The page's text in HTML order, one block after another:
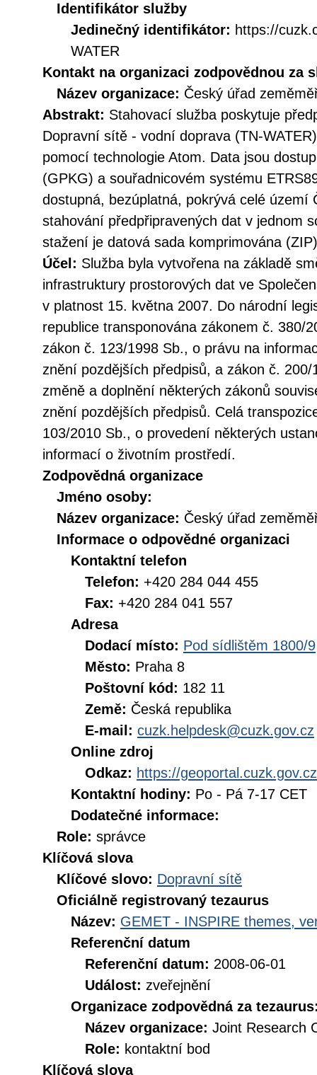
Identifikátor služby
Jedinečný identifikátor: https://
WATER
Kontakt na organizaci zodpovědnou za
Název organizace: Český úřad
Abstrakt: Stahovací služba poskytuje
Dopravní sítě - vodní doprava (TN-
pomocí technologie Atom. Data jsou
(GPKG) a souřadnicovém systému
dostupná, bezúplatná, pokrývá celé území
stahování předpřipravených dat v jednom
stažení je datová sada komprimována
Účel: Služba byla vytvořena na základě
infrastruktury prostorových dat ve
v platnost 15. května 2007. Do národní
republice transponována zákonem č. 380/
zákon č. 123/1998 Sb., o právu na
znění pozdějších předpisů, a zákon č.
změně a doplnění některých zákonů
znění pozdějších předpisů. Celá
103/2010 Sb., o provedení některých
informací o životním prostředí.
Zodpovědná organizace
Jméno osoby:
Název organizace: Český úřad
Informace o odpovědné organizaci
Kontaktní telefon
Telefon: +420 284 044 455
Fax: +420 284 041 557
Adresa
Dodací místo: Pod sídlištěm 1800/9
Město: Praha 8
Poštovní kód: 182 11
Země: Česká republika
E-mail: cuzk.helpdesk@cuzk.gov.cz
Online zdroj
Odkaz: https://geoportal.cuzk.gov.cz
Kontaktní hodiny: Po - Pá 7-17 CET
Dodatečné informace:
Role: správce
Klíčová slova
Klíčové slovo: Dopravní sítě
Oficiálně registrovaný tezaurus
Název: GEMET - INSPIRE themes,
Referenční datum
Referenční datum: 2008-06-01
Událost: zveřejnění
Organizace zodpovědná za
Název organizace: Joint Research
Role: kontaktní bod
Klíčová slova